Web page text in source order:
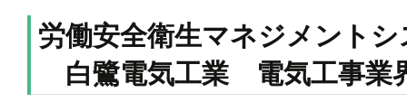
労働安全衛生マネジメント
白鷺電気工業 電気工事業